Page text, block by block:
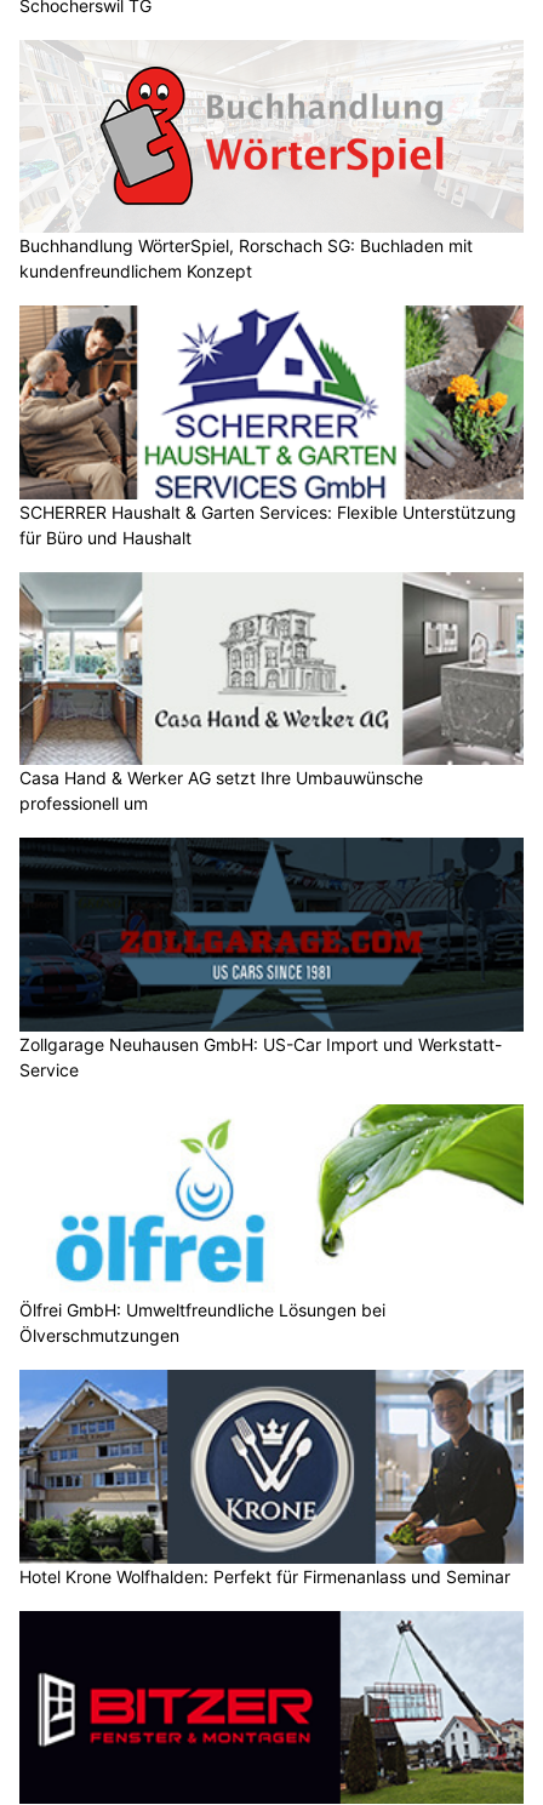
Schocherswil TG
Buchhandlung WörterSpiel, Rorschach SG: Buchladen mit
kundenfreundlichem Konzept
SCHERRER Haushalt & Garten Services: Flexible Unterstützung
für Büro und Haushalt
Casa Hand & Werker AG setzt Ihre Umbauwünsche
professionell um
Zollgarage Neuhausen GmbH: US-Car Import und Werkstatt-
Service
Ölfrei GmbH: Umweltfreundliche Lösungen bei
Ölverschmutzungen
Hotel Krone Wolfhalden: Perfekt für Firmenanlass und Seminar